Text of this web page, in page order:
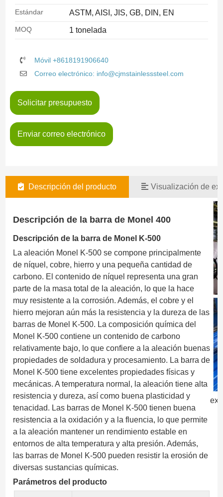
Estándar ASTM, AISI, JIS, GB, DIN, EN
MOQ 1 tonelada
Móvil +8618191906640
Correo electrónico: info@cjmstainlesssteel.com
Solicitar presupuesto
Enviar correo electrónico
Descripción del producto Visualización de
Descripción de la barra de Monel 400
Descripción de la barra de Monel K-500
La aleación Monel K-500 se compone principalmente
de níquel, cobre, hierro y una pequeña cantidad de
carbono. El contenido de níquel representa una gran
parte de la masa total de la aleación, lo que la hace
muy resistente a la corrosión. Además, el cobre y el
hierro mejoran aún más la resistencia y la dureza de las
barras de Monel K-500. La composición química del
Monel K-500 contiene un contenido de carbono
relativamente bajo, lo que confiere a la aleación buenas
propiedades de soldadura y procesamiento. La barra de
Monel K-500 tiene excelentes propiedades físicas y
mecánicas. A temperatura normal, la aleación tiene alta
resistencia y dureza, así como buena plasticidad y
tenacidad. Las barras de Monel K-500 tienen buena
resistencia a la oxidación y a la fluencia, lo que permite
a la aleación mantener un rendimiento estable en
entornos de alta temperatura y alta presión. Además,
las barras de Monel K-500 pueden resistir la erosión de
diversas sustancias químicas.
Parámetros del producto